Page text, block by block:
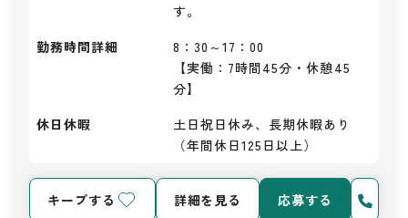
す。
勤務時間詳細
8：30～17：00
【実働：7時間45分・休憩45
分】
休日休暇
土日祝日休み、長期休暇あり
（年間休日125日以上）
キープする 詳細を見る 応募する